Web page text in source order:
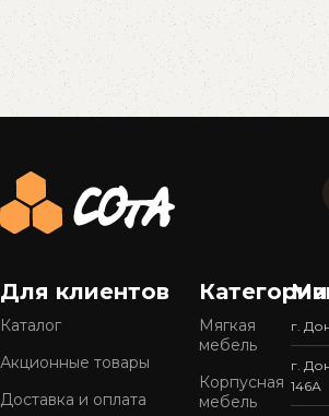
Read More
Для клиентов
Каталог
Акционные товары
Доставка и оплата
Категории
Мягкая
мебель
Корпусная
мебель
г.
г.
146А